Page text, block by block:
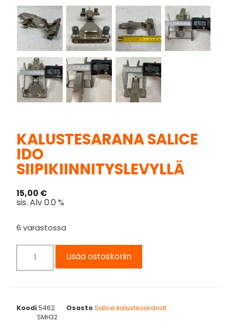
KALUSTESARANA SALICE
IDO
SIIPIKIINNITYSLEVYLLÄ
15,00 €
sis. Alv 0.0 %
6 varastossa
Lisää ostoskoriin
Koodi5462 OsastoSalice kalustesaranat
SMH32